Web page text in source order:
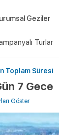
Geziler
Turlar
Toplam Süresi
7 Gece
Göster